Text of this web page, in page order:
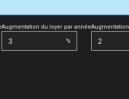
Augmentation du loyer par année
%